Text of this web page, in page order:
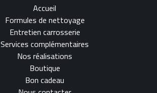
Accueil
Formules de nettoyage
Entretien carrosserie
Services complémentaires
Nos réalisations
Boutique
Bon cadeau